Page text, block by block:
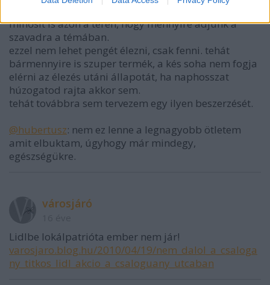
minősít is azon a téren, hogy mennyire adjunk a
szavadra a témában.
ezzel nem lehet pengét élezni, csak fenni. tehát
bármennyire is szuper termék, a kés soha nem fogja
elérni az élezés utáni állapotát, ha naphosszat
húzogatod rajta akkor sem.
tehát továbbra sem tervezem egy ilyen beszerzését.
@hubertusz: nem ez lenne a legnagyobb ötletem
amit elbuktam, úgyhogy már mindegy,
egészségükre.
városjáró
Lidlbe lokálpatrióta ember nem jár!
varosjaro.blog.hu/2010/04/19/nem_dalol_a_csaloga
ny_titkos_lidl_akcio_a_csaloguany_utcaban